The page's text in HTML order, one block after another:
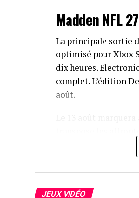
Madden NFL
La principale sortie
optimisé pour Xbox
dix heures.
complet. L’édition
août.
des gorges
optimisé pour Xbox
Sandustry
JEUX VIDÉO